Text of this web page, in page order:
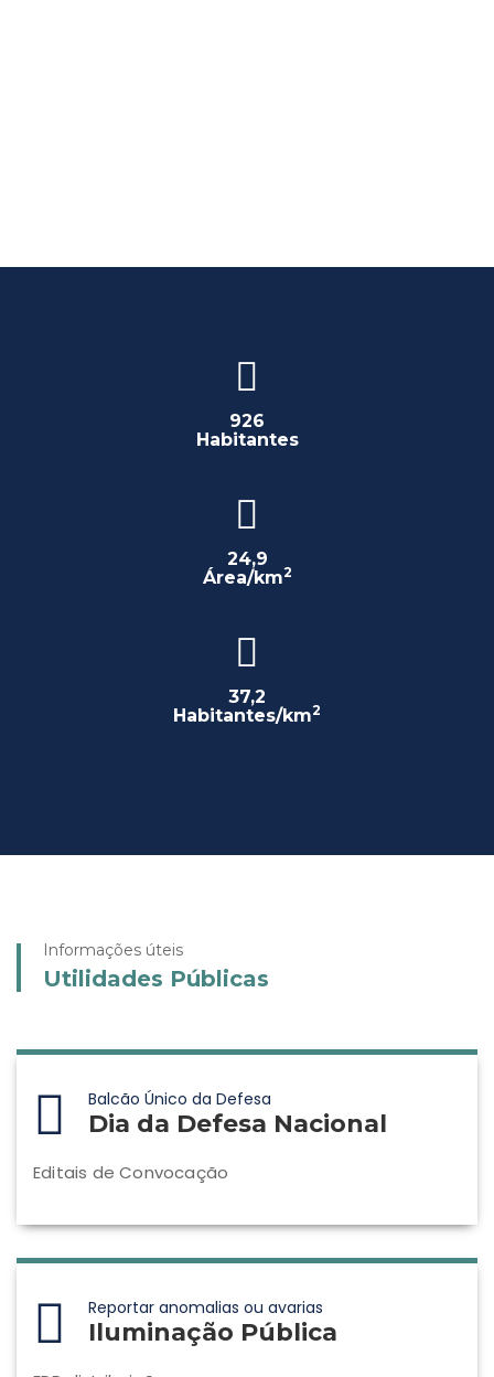
926
Habitantes
24,9
Área/km2
37,2
Habitantes/km2
Informações úteis
Utilidades Públicas
Balcão Único da Defesa
Dia da Defesa Nacional
Editais de Convocação
Reportar anomalias ou avarias
Iluminação Pública